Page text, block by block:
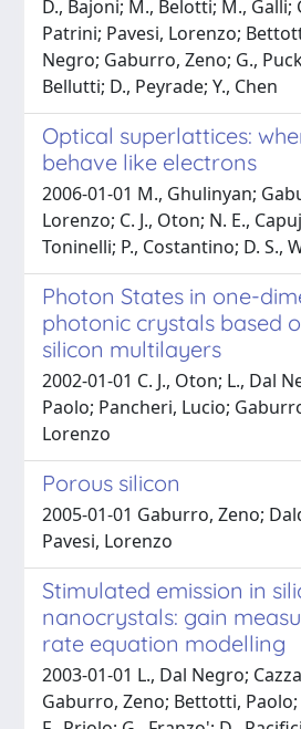
D., Bajoni; M., Belotti; M., Galli;
Patrini; Pavesi, Lorenzo;
Negro; Gaburro, Zeno; G.,
Bellutti; D., Peyrade; Y., Chen
Optical superlattices:
behave like electrons
2006-01-01 M., Ghulinyan;
Lorenzo; C. J., Oton; N. E.,
Toninelli; P., Costantino; D. S.,
Photon States in one-
photonic crystals based
silicon multilayers
2002-01-01 C. J., Oton; L., Dal
Paolo; Pancheri, Lucio;
Lorenzo
Porous silicon
2005-01-01 Gaburro, Zeno;
Pavesi, Lorenzo
Stimulated emission in
nanocrystals: gain
rate equation modelling
2003-01-01 L., Dal Negro;
Gaburro, Zeno; Bettotti, Paolo;